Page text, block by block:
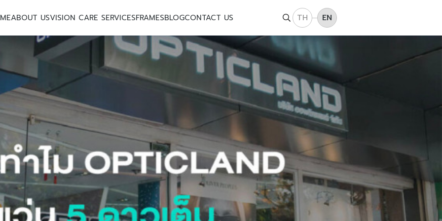
ABOUT USVISION CARE SERVICESFRAMESBLOGCONTACT US TH EN